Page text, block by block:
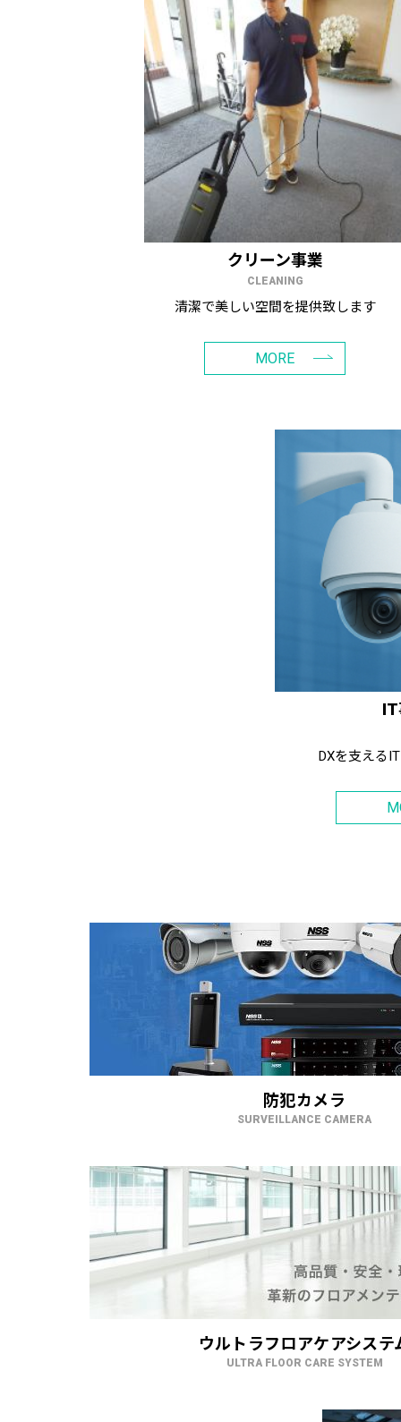
クリーン事業
CLEANING
清潔で美しい空間を提供致します
MORE
IT
DXを支える
防犯カメラ
SURVEILLANCE CAMERA
ウルトラフロアケアシステ
ULTRA FLOOR CARE SYSTEM